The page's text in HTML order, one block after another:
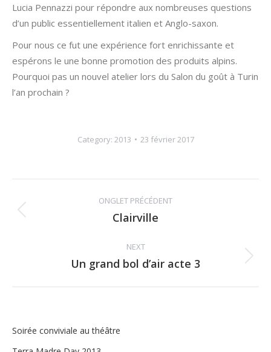
Lucia Pennazzi pour répondre aux nombreuses questions
d’un public essentiellement italien et Anglo-saxon.
Pour nous ce fut une expérience fort enrichissante et
espérons le une bonne promotion des produits alpins.
Pourquoi pas un nouvel atelier lors du Salon du goût à Turin
l’an prochain ?
Category: 2013 23 février 2017
navigation
ONGLET PRÉCÉDENT
Previous
Clairville
NEXT
Next
Un grand bol d’air acte 3
Soirée conviviale au théâtre